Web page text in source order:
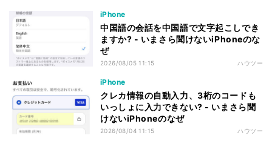
iPhone
中国語の会話を中国語で文字起こしでき
ますか? - いまさら聞けないiPhoneのな
ぜ
2026/08/05 11:15 ハウツー
iPhone
クレカ情報の自動入力、3桁のコードも
いっしょに入力できない? - いまさら聞
けないiPhoneのなぜ
2026/08/04 11:15 ハウツー